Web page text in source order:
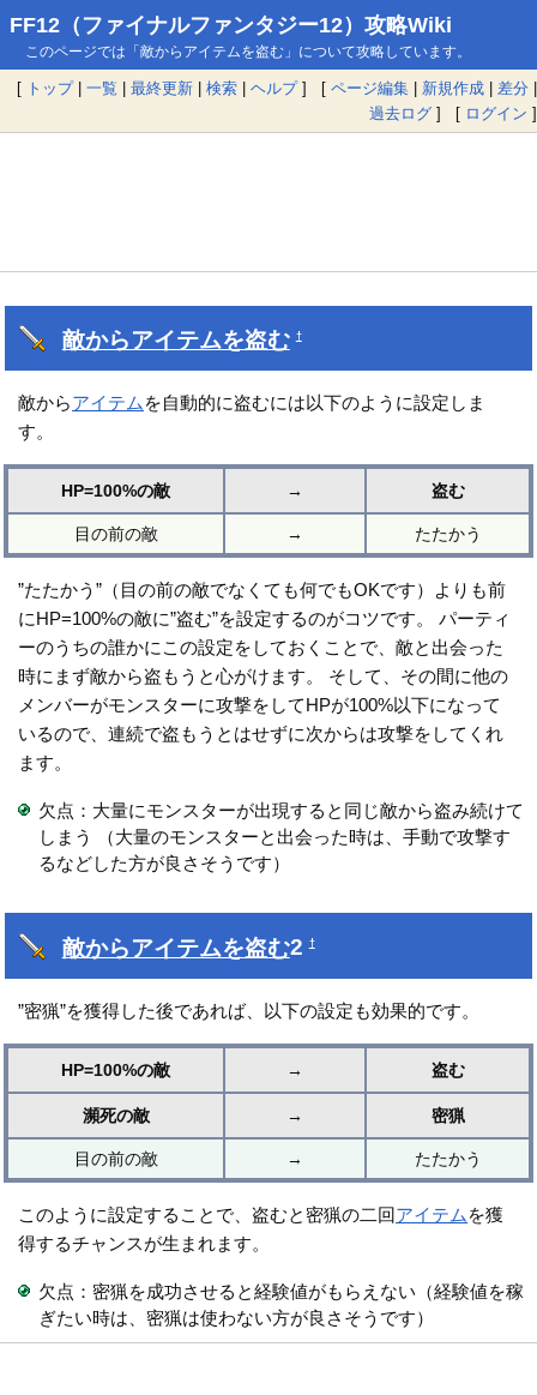
FF12（ファイナルファンタジー12）攻略Wiki
このページでは「敵からアイテムを盗む」について攻略しています。
[ トップ| 一覧 | 最終更新 | 検索 | ヘルプ] [ ページ編集 | 新規作成 | 差分 |
過去ログ ] [ ログイン ]
敵からアイテムを盗む †
敵からアイテム を自動的に盗むには以下のように設定しま
す。
HP=100%の敵 → 盗む
目の前の敵 → たたかう
”たたかう”（目の前の敵でなくても何でもOKです）よりも前
にHP=100%の敵に”盗む”を設定するのがコツです。 パーティ
ーのうちの誰かにこの設定をしておくことで、敵と出会った
時にまず敵から盗もうと心がけます。 そして、その間に他の
メンバーがモンスターに攻撃をしてHPが100%以下になって
いるので、連続で盗もうとはせずに次からは攻撃をしてくれ
ます。
欠点：大量にモンスターが出現すると同じ敵から盗み続けて
しまう （大量のモンスターと出会った時は、手動で攻撃す
るなどした方が良さそうです）
敵からアイテムを盗む2†
”密猟”を獲得した後であれば、以下の設定も効果的です。
HP=100%の敵 → 盗む
瀕死の敵 → 密猟
目の前の敵 → たたかう
このように設定することで、盗むと密猟の二回アイテム を獲
得するチャンスが生まれます。
欠点：密猟を成功させると経験値がもらえない（経験値を稼
ぎたい時は、密猟は使わない方が良さそうです）